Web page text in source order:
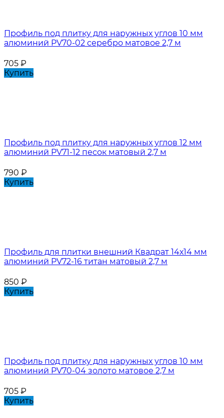
Профиль под плитку для наружных углов 10 мм
алюминий PV70-02 серебро матовое 2,7 м
705 ₽
Купить
Профиль под плитку для наружных углов 12 мм
алюминий PV71-12 песок матовый 2,7 м
790 ₽
Купить
Профиль для плитки внешний Квадрат 14х14 мм
алюминий PV72-16 титан матовый 2,7 м
850 ₽
Купить
Профиль под плитку для наружных углов 10 мм
алюминий PV70-04 золото матовое 2,7 м
705 ₽
Купить